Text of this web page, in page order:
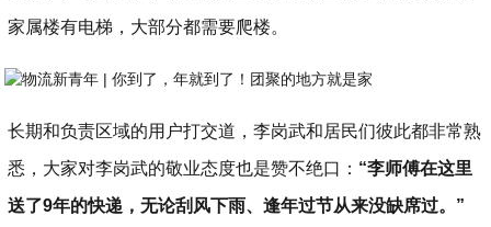
家属楼有电梯，大部分都需要爬楼。
长期和负责区域的用户打交道，李岗武和居民们彼此都非常熟
悉，大家对李岗武的敬业态度也是赞不绝口： “李师傅在这里
送了9年的快递，无论刮风下雨、逢年过节从来没缺席过。”